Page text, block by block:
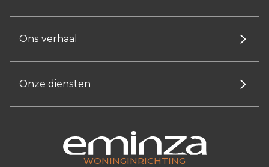
Ons verhaal
Onze diensten
WONINGINRICHTING